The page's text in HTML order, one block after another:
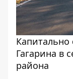
Капитально
Гагарина в
района